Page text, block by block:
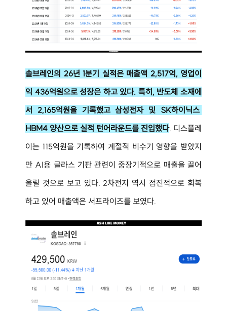
솔브레인의 26년 1분기 실적은 매출액 2,517억, 영업이
익 436억원으로 성장은 하고 있다. 특히, 반도체 소재에
서 2,165억원을 기록했고 삼성전자 및 SK하이닉스
HBM4 양산으로 실적 턴어라운드를 진입했다. 디스플레
이는 115억원을 기록하여 계절적 비수기 영향을 받았지
만 AI용 글라스 기판 관련이 중장기적으로 매출을 끌어
올릴 것으로 보고 있다. 2차전지 역시 점진적으로 회복
하고 있어 매출액은 서프라이즈를 보였다.